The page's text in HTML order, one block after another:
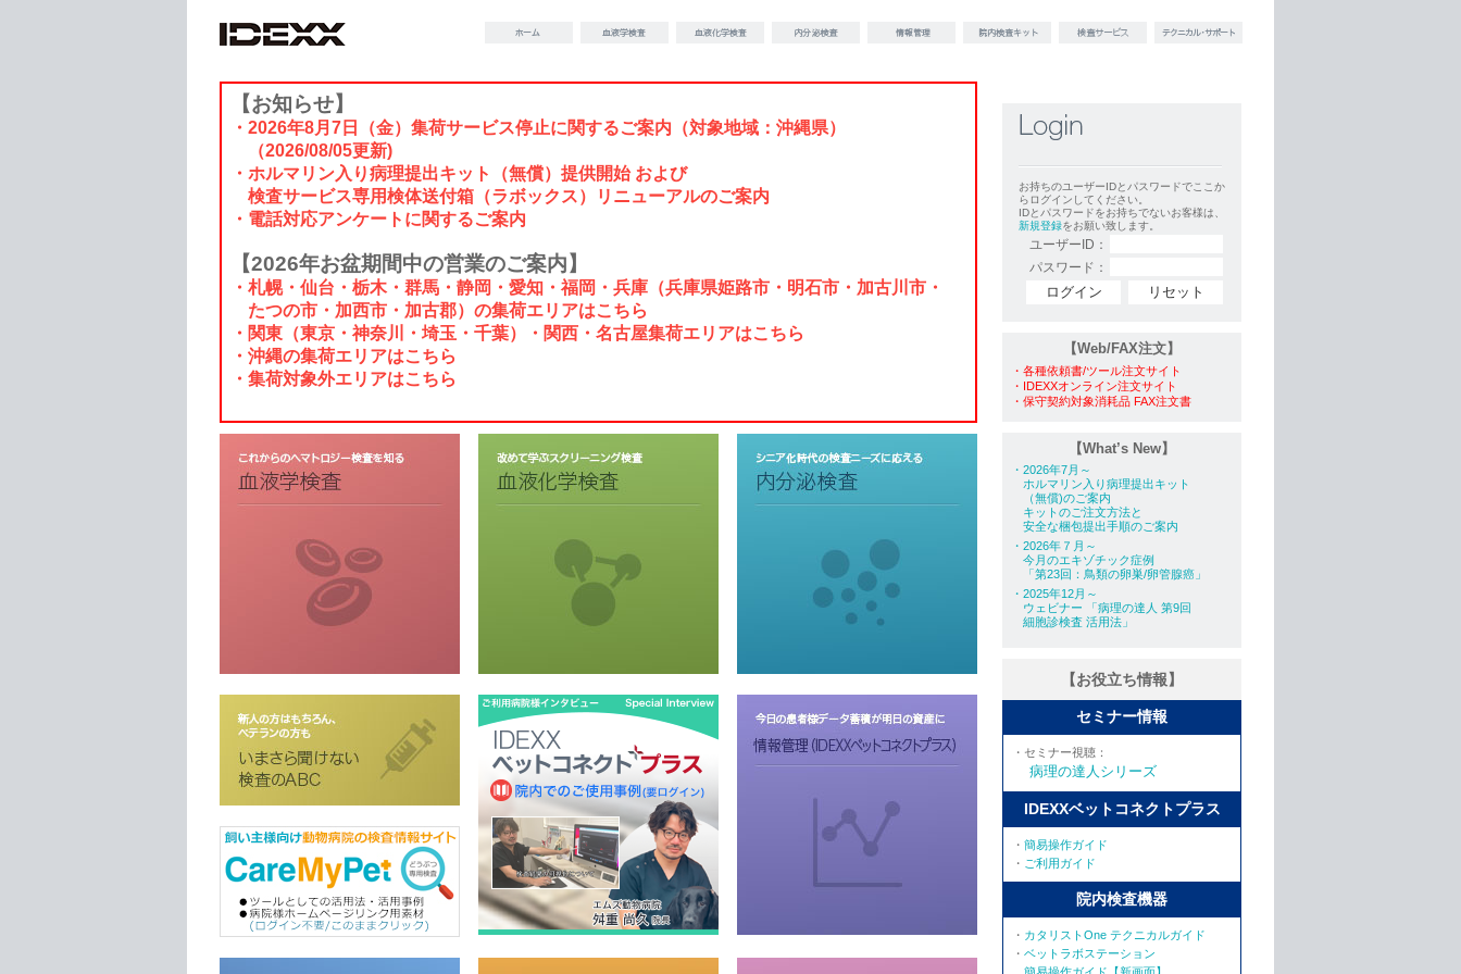
【お知らせ】
・2026年8月7日（金）集荷サービス停止に関するご案内（対象地域：沖縄県）
（2026/08/05更新)
・ホルマリン入り病理提出キット（無償）提供開始 および
検査サービス専用検体送付箱（ラボックス）リニューアルのご案内
・電話対応アンケートに関するご案内
【2026年お盆期間中の営業のご案内】
・札幌・仙台・栃木・群馬・静岡・愛知・福岡・兵庫（兵庫県姫路市・明石市・加古川市・
たつの市・加西市・加古郡）の集荷エリアはこちら
・関東（東京・神奈川・埼玉・千葉）・関西・名古屋集荷エリアはこちら
・沖縄の集荷エリアはこちら
・集荷対象外エリアはこちら
お持ちのユーザーIDとパスワードでここか
らログインしてください。
IDとパスワードをお持ちでないお客様は、
新規登録をお願い致します。
ユーザーID：
パスワード：
【Web/FAX注文】
・各種依頼書/ツール注文サイト
・IDEXXオンライン注文サイト
・保守契約対象消耗品 FAX注文書
【What’s New】
・2026年7月～
ホルマリン入り病理提出キット
（無償)のご案内
キットのご注文方法と
安全な梱包提出手順のご案内
・2026年７月～
今月のエキゾチック症例
「第23回：鳥類の卵巣/卵管腺癌」
・2025年12月～
ウェビナー 「病理の達人 第9回
細胞診検査 活用法」
【お役立ち情報】
セミナー情報
・セミナー視聴：
病理の達人シリーズ
IDEXXベットコネクトプラス
・ 簡易操作ガイド
・ ご利用ガイド
院内検査機器
・ カタリストOne テクニカルガイド
・ ベットラボステーション